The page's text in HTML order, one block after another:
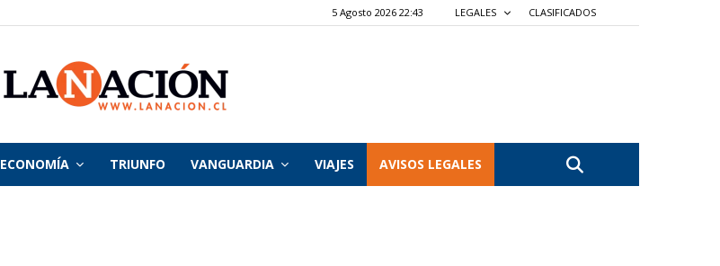
5 Agosto 2026 22:43 LEGALES CLASIFICADOS
La
ECONOMÍA TRIUNFO VANGUARDIA VIAJES AVISOS LEGALES